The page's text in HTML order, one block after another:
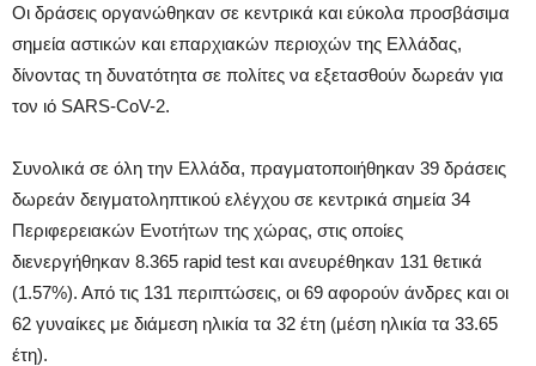
Οι δράσεις οργανώθηκαν σε κεντρικά και εύκολα προσβάσιμα
σημεία αστικών και επαρχιακών περιοχών της Ελλάδας,
δίνοντας τη δυνατότητα σε πολίτες να εξετασθούν δωρεάν για
τον ιό SARS-CoV-2.
Συνολικά σε όλη την Ελλάδα, πραγματοποιήθηκαν 39 δράσεις
δωρεάν δειγματοληπτικού ελέγχου σε κεντρικά σημεία 34
Περιφερειακών Ενοτήτων της χώρας, στις οποίες
διενεργήθηκαν 8.365 rapid test και ανευρέθηκαν 131 θετικά
(1.57%). Από τις 131 περιπτώσεις, οι 69 αφορούν άνδρες και οι
62 γυναίκες με διάμεση ηλικία τα 32 έτη (μέση ηλικία τα 33.65
έτη).